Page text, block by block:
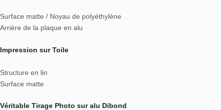
Surface matte / Noyau de polyéthylène
Arrière de la plaque en alu
Impression sur Toile
Structure en lin
Surface matte
Véritable Tirage Photo sur alu Dibond